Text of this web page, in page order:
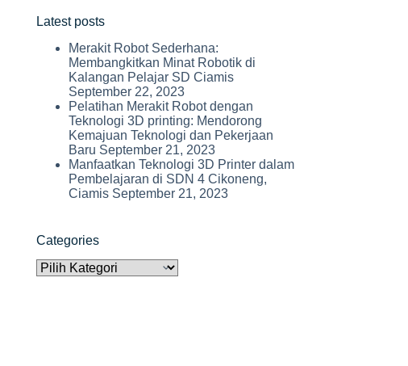
Latest posts
Merakit Robot Sederhana:
Membangkitkan Minat Robotik di
Kalangan Pelajar SD Ciamis
September 22, 2023
Pelatihan Merakit Robot dengan
Teknologi 3D printing: Mendorong
Kemajuan Teknologi dan Pekerjaan
Baru September 21, 2023
Manfaatkan Teknologi 3D Printer dalam
Pembelajaran di SDN 4 Cikoneng,
Ciamis September 21, 2023
Categories
Categories